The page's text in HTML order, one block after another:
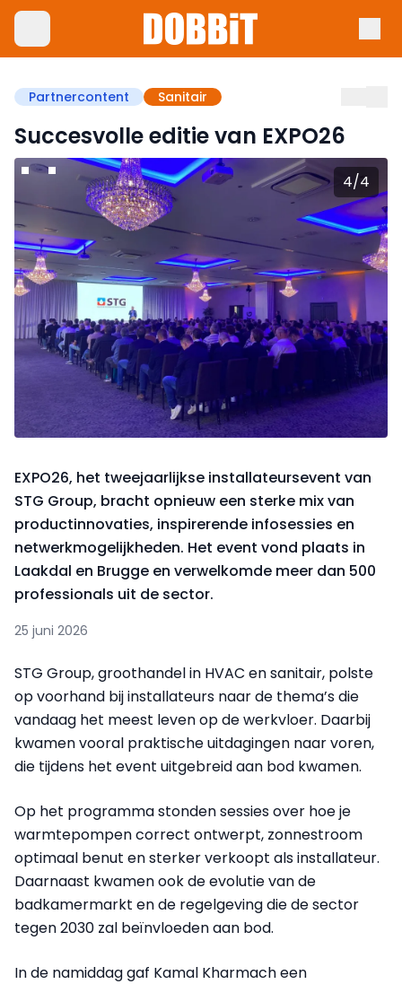
Partnercontent Sanitair
Succesvolle editie van EXPO26
4/4
EXPO26, het tweejaarlijkse installateursevent van
STG Group, bracht opnieuw een sterke mix van
productinnovaties, inspirerende infosessies en
netwerkmogelijkheden. Het event vond plaats in
Laakdal en Brugge en verwelkomde meer dan 500
professionals uit de sector.
25 juni 2026
STG Group, groothandel in HVAC en sanitair, polste
op voorhand bij installateurs naar de thema’s die
vandaag het meest leven op de werkvloer. Daarbij
kwamen vooral praktische uitdagingen naar voren,
die tijdens het event uitgebreid aan bod kwamen.
Op het programma stonden sessies over hoe je
warmtepompen correct ontwerpt, zonnestroom
optimaal benut en sterker verkoopt als installateur.
Daarnaast kwamen ook de evolutie van de
badkamermarkt en de regelgeving die de sector
tegen 2030 zal beïnvloeden aan bod.
In de namiddag gaf Kamal Kharmach een